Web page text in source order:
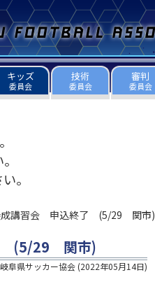
キッズ
委員会
技術
委員会
審判
委員会
。
成講習会 申込終了 (5/29 関市)
(5/29 関市)
岐阜県サッカー協会 (2022年05月14日)